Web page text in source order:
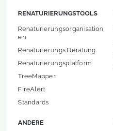
RENATURIERUNGSTOOLS
Renaturierungsorganisation
en
Renaturierungs Beratung
Renaturierungsplatform
TreeMapper
FireAlert
Standards
ANDERE